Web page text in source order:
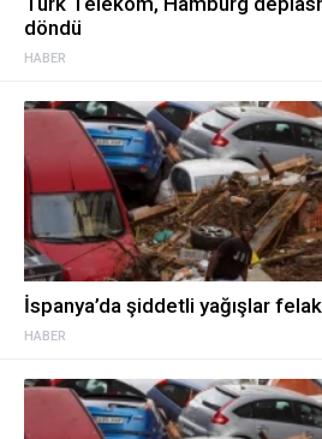
HABER
döndü
HABER
İspanya’da şiddetli yağışlar